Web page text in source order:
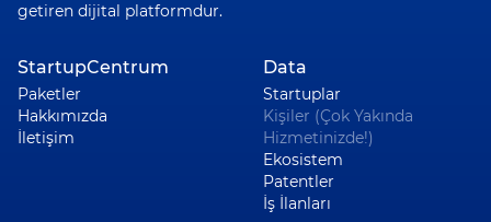
getiren dijital platformdur.
StartupCentrum
Paketler
Hakkımızda
İletişim
Data
Startuplar
Kişiler (Çok Yakında
Hizmetinizde!)
Ekosistem
Patentler
İş İlanları